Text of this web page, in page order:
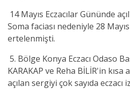
14 Mayıs Eczacılar Gününde
Soma faciası nedeniyle 28
ertelenmişti.
5. Bölge Konya Eczacı Odaso
KARAKAP ve Reha BİLİR'in kısa
açılan sergiyi çok sayıda eczacı